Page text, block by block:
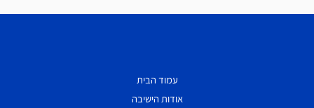
עמוד הבית
אודות הישיבה